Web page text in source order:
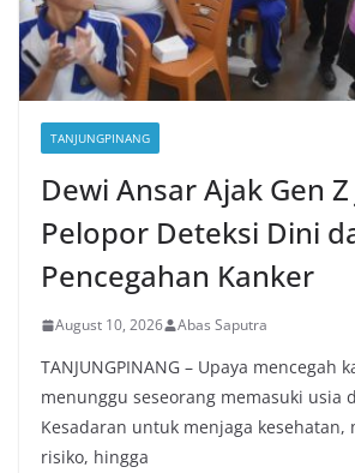
TANJUNGPINANG
Dewi Ansar Ajak Gen Z
Pelopor Deteksi Dini
Pencegahan Kanker
August 10, 2026 Abas Saputra
TANJUNGPINANG – Upaya mencegah
menunggu seseorang memasuki usia
Kesadaran untuk menjaga kesehatan,
risiko, hingga